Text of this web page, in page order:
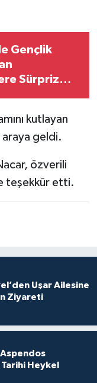
Gençlik
Sürpriz
kutlayan
araya geldi.
özverili
teşekkür etti.
Uşar Ailesine
Ziyareti
Tarihi Heykel